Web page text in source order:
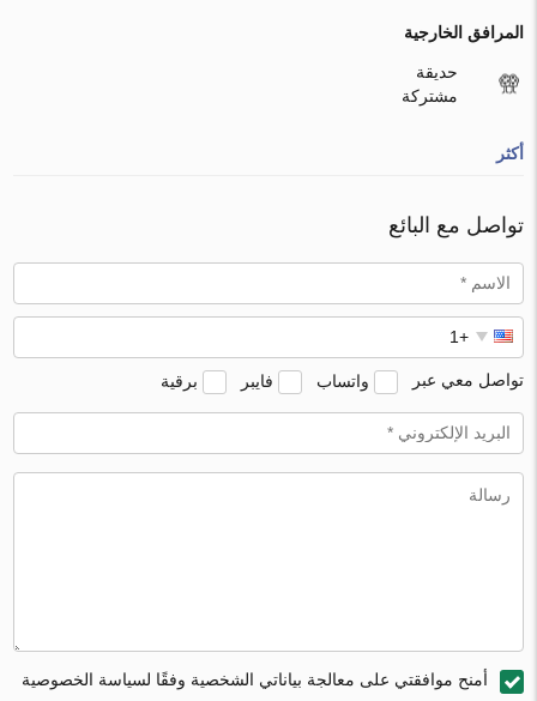
المرافق الخارجية
حديقة
مشتركة
أكثر
تواصل مع البائع
تواصل معي عبر واتساب فايبر برقية
أمنح موافقتي على معالجة بياناتي الشخصية وفقًا لسياسة الخصوصية